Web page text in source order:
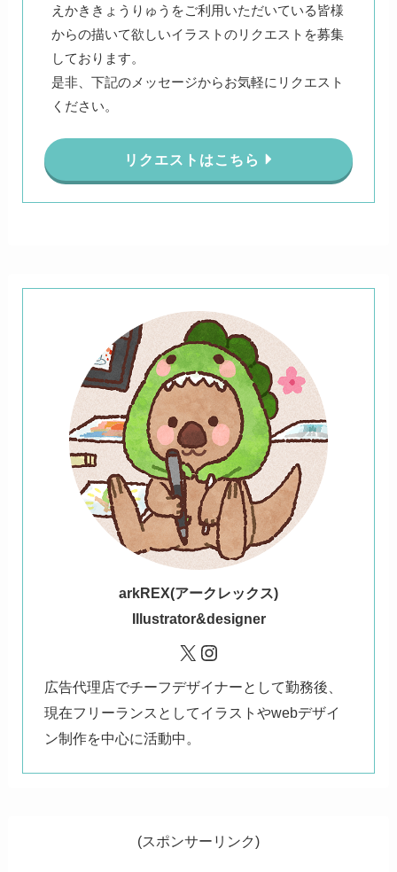
えかききょうりゅうをご利用いただいている皆様
からの描いて欲しいイラストのリクエストを募集
しております。
是非、下記のメッセージからお気軽にリクエスト
ください。
リクエストはこちら
arkREX(アークレックス)
Illustrator&designer
X Instagram
広告代理店でチーフデザイナーとして勤務後、
現在フリーランスとしてイラストやwebデザイ
ン制作を中心に活動中。
(スポンサーリンク)